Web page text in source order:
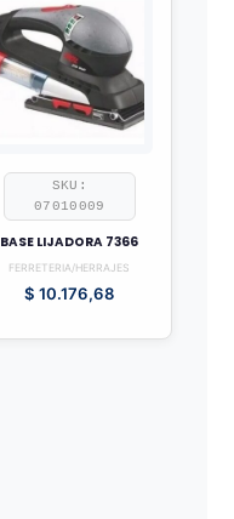
SKU:
07010009
BASE LIJADORA 7366
FERRETERIA/HERRAJES
$ 10.176,68